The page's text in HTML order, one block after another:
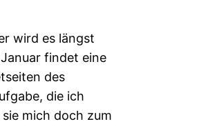
wird es längst
findet eine
des
die ich
mich doch zum